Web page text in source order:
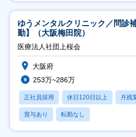
ゆうメンタルクリニック／問診
勤】（大阪梅田院）
医療法人社団上桜会
大阪府
253万~286万
正社員採用 休日120日以上 月残
賞与あり 転勤なし